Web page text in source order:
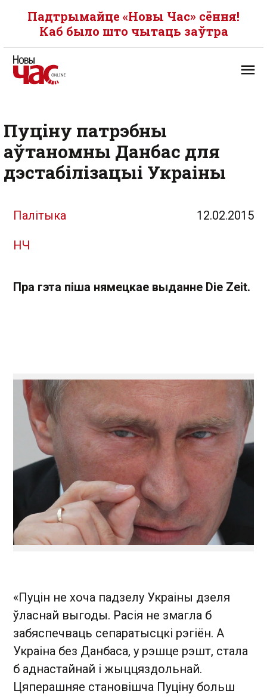
Падтрымайце «Новы Час» сёння!
Каб было што чытаць заўтра
Пуціну патрэбны
аўтаномны Данбас для
дэстабілізацыі Украіны
Палітыка 12.02.2015
НЧ
Пра гэта піша нямецкае выданне Die Zeit.
«Пуцін не хоча падзелу Украіны дзеля
ўласнай выгоды. Расія не змагла б
забяспечваць сепаратысцкі рэгіён. А
Украіна без Данбаса, у рэшце рэшт, стала
б аднастайнай і жыццяздольнай.
Цяперашняе становішча Пуціну больш